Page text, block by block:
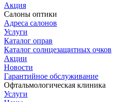
Акция
Салоны оптики
Адреса салонов
Услуги
Каталог оправ
Каталог солнцезащитных очков
Акции
Новости
Гарантийное обслуживание
Офтальмологическая клиника
Услуги